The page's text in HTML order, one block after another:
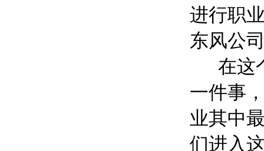
进行职
东风公
在这
一件事
业其中
们进入